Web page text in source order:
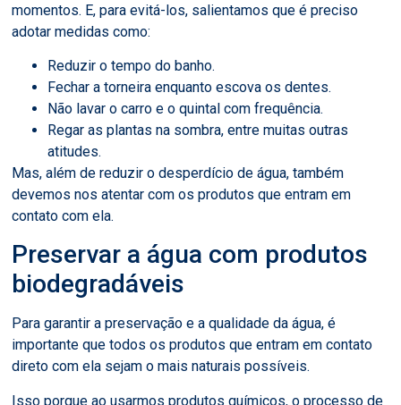
momentos. E, para evitá-los, salientamos que é preciso
adotar medidas como:
Reduzir o tempo do banho.
Fechar a torneira enquanto escova os dentes.
Não lavar o carro e o quintal com frequência.
Regar as plantas na sombra, entre muitas outras
atitudes.
Mas, além de reduzir o desperdício de água, também
devemos nos atentar com os produtos que entram em
contato com ela.
Preservar a água com produtos
biodegradáveis
Para garantir a preservação e a qualidade da água, é
importante que todos os produtos que entram em contato
direto com ela sejam o mais naturais possíveis.
Isso porque ao usarmos produtos químicos, o processo de